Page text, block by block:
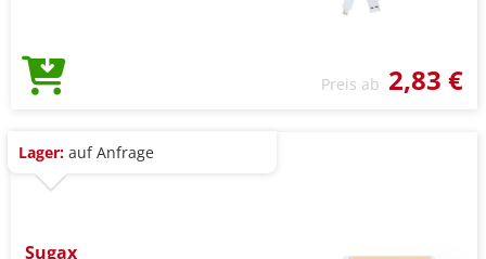
Preis ab 2,83 €
Lager: auf Anfrage
Sugax